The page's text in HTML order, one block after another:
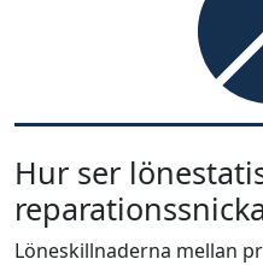
Hur ser
Löneskillnaderna mellan